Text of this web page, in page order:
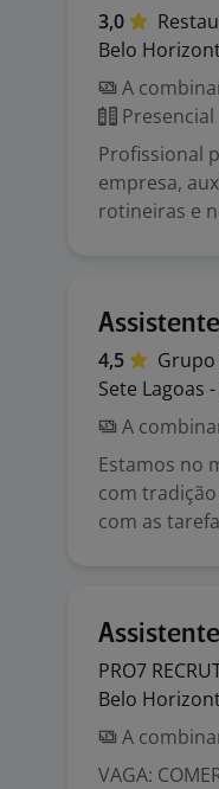
3,0
Belo
A
Presencial
Profissional
empresa,
rotineiras e
4,5 Grupo
Sete Lagoas
A
Estamos no
com
com as
PRO7
Belo
A
VAGA: